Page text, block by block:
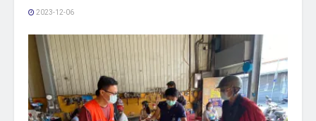
2023-12-06